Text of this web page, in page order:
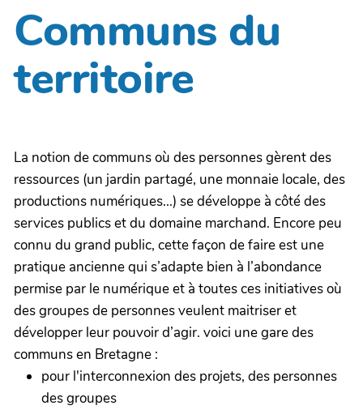
Communs du
territoire
La notion de communs où des personnes gèrent des
ressources (un jardin partagé, une monnaie locale, des
productions numériques...) se développe à côté des
services publics et du domaine marchand. Encore peu
connu du grand public, cette façon de faire est une
pratique ancienne qui s’adapte bien à l’abondance
permise par le numérique et à toutes ces initiatives où
des groupes de personnes veulent maitriser et
développer leur pouvoir d’agir. voici une gare des
communs en Bretagne :
pour l'interconnexion des projets, des personnes
des groupes